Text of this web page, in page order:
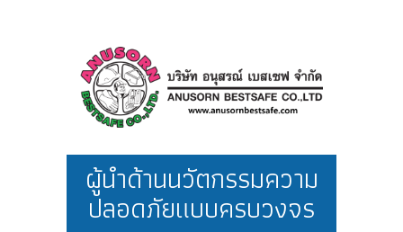
ผู้นำด้านนวัตกรรมความ
ปลอดภัยแบบครบวงจร